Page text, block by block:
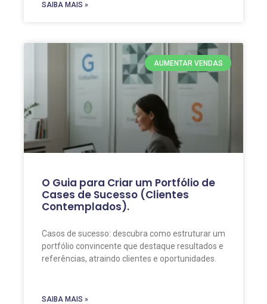
SAIBA MAIS »
AUMENTAR VENDAS
O Guia para Criar um Portfólio de
Cases de Sucesso (Clientes
Contemplados).
Casos de sucesso: descubra como estruturar um
portfólio convincente que destaque resultados e
referências, atraindo clientes e oportunidades.
SAIBA MAIS »